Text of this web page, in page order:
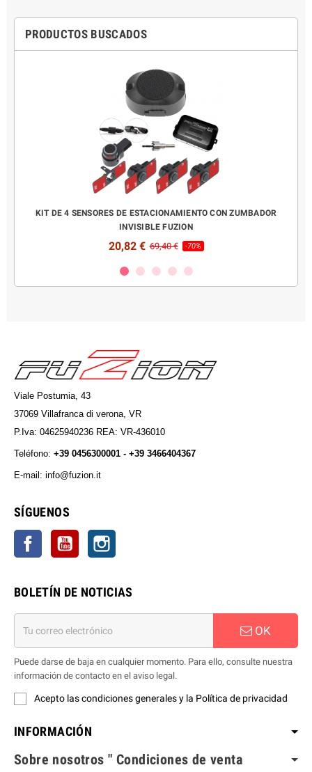
PRODUCTOS BUSCADOS
KIT DE 4 SENSORES DE ESTACIONAMIENTO CON ZUMBADOR
INVISIBLE FUZION
20,82 € 69,40 € -70%
Viale Postumia, 43
37069 Villafranca di verona, VR
P.Iva: 04625940236 REA: VR-436010
Teléfono: +39 0456300001 - +39 3466404367
E-mail: info@fuzion.it
SÍGUENOS
Facebook YouTube
BOLETÍN DE NOTICIAS
OK
Puede darse de baja en cualquier momento. Para ello, consulte nuestra
información de contacto en el aviso legal.
Acepto las condiciones generales y la Política de privacidad
INFORMACIÓN
Sobre nosotros " Condiciones de venta